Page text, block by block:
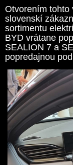
Otvorením tohto
slovenskí
sortimentu
BYD vrátane
SEALION 7 a
popredajnou